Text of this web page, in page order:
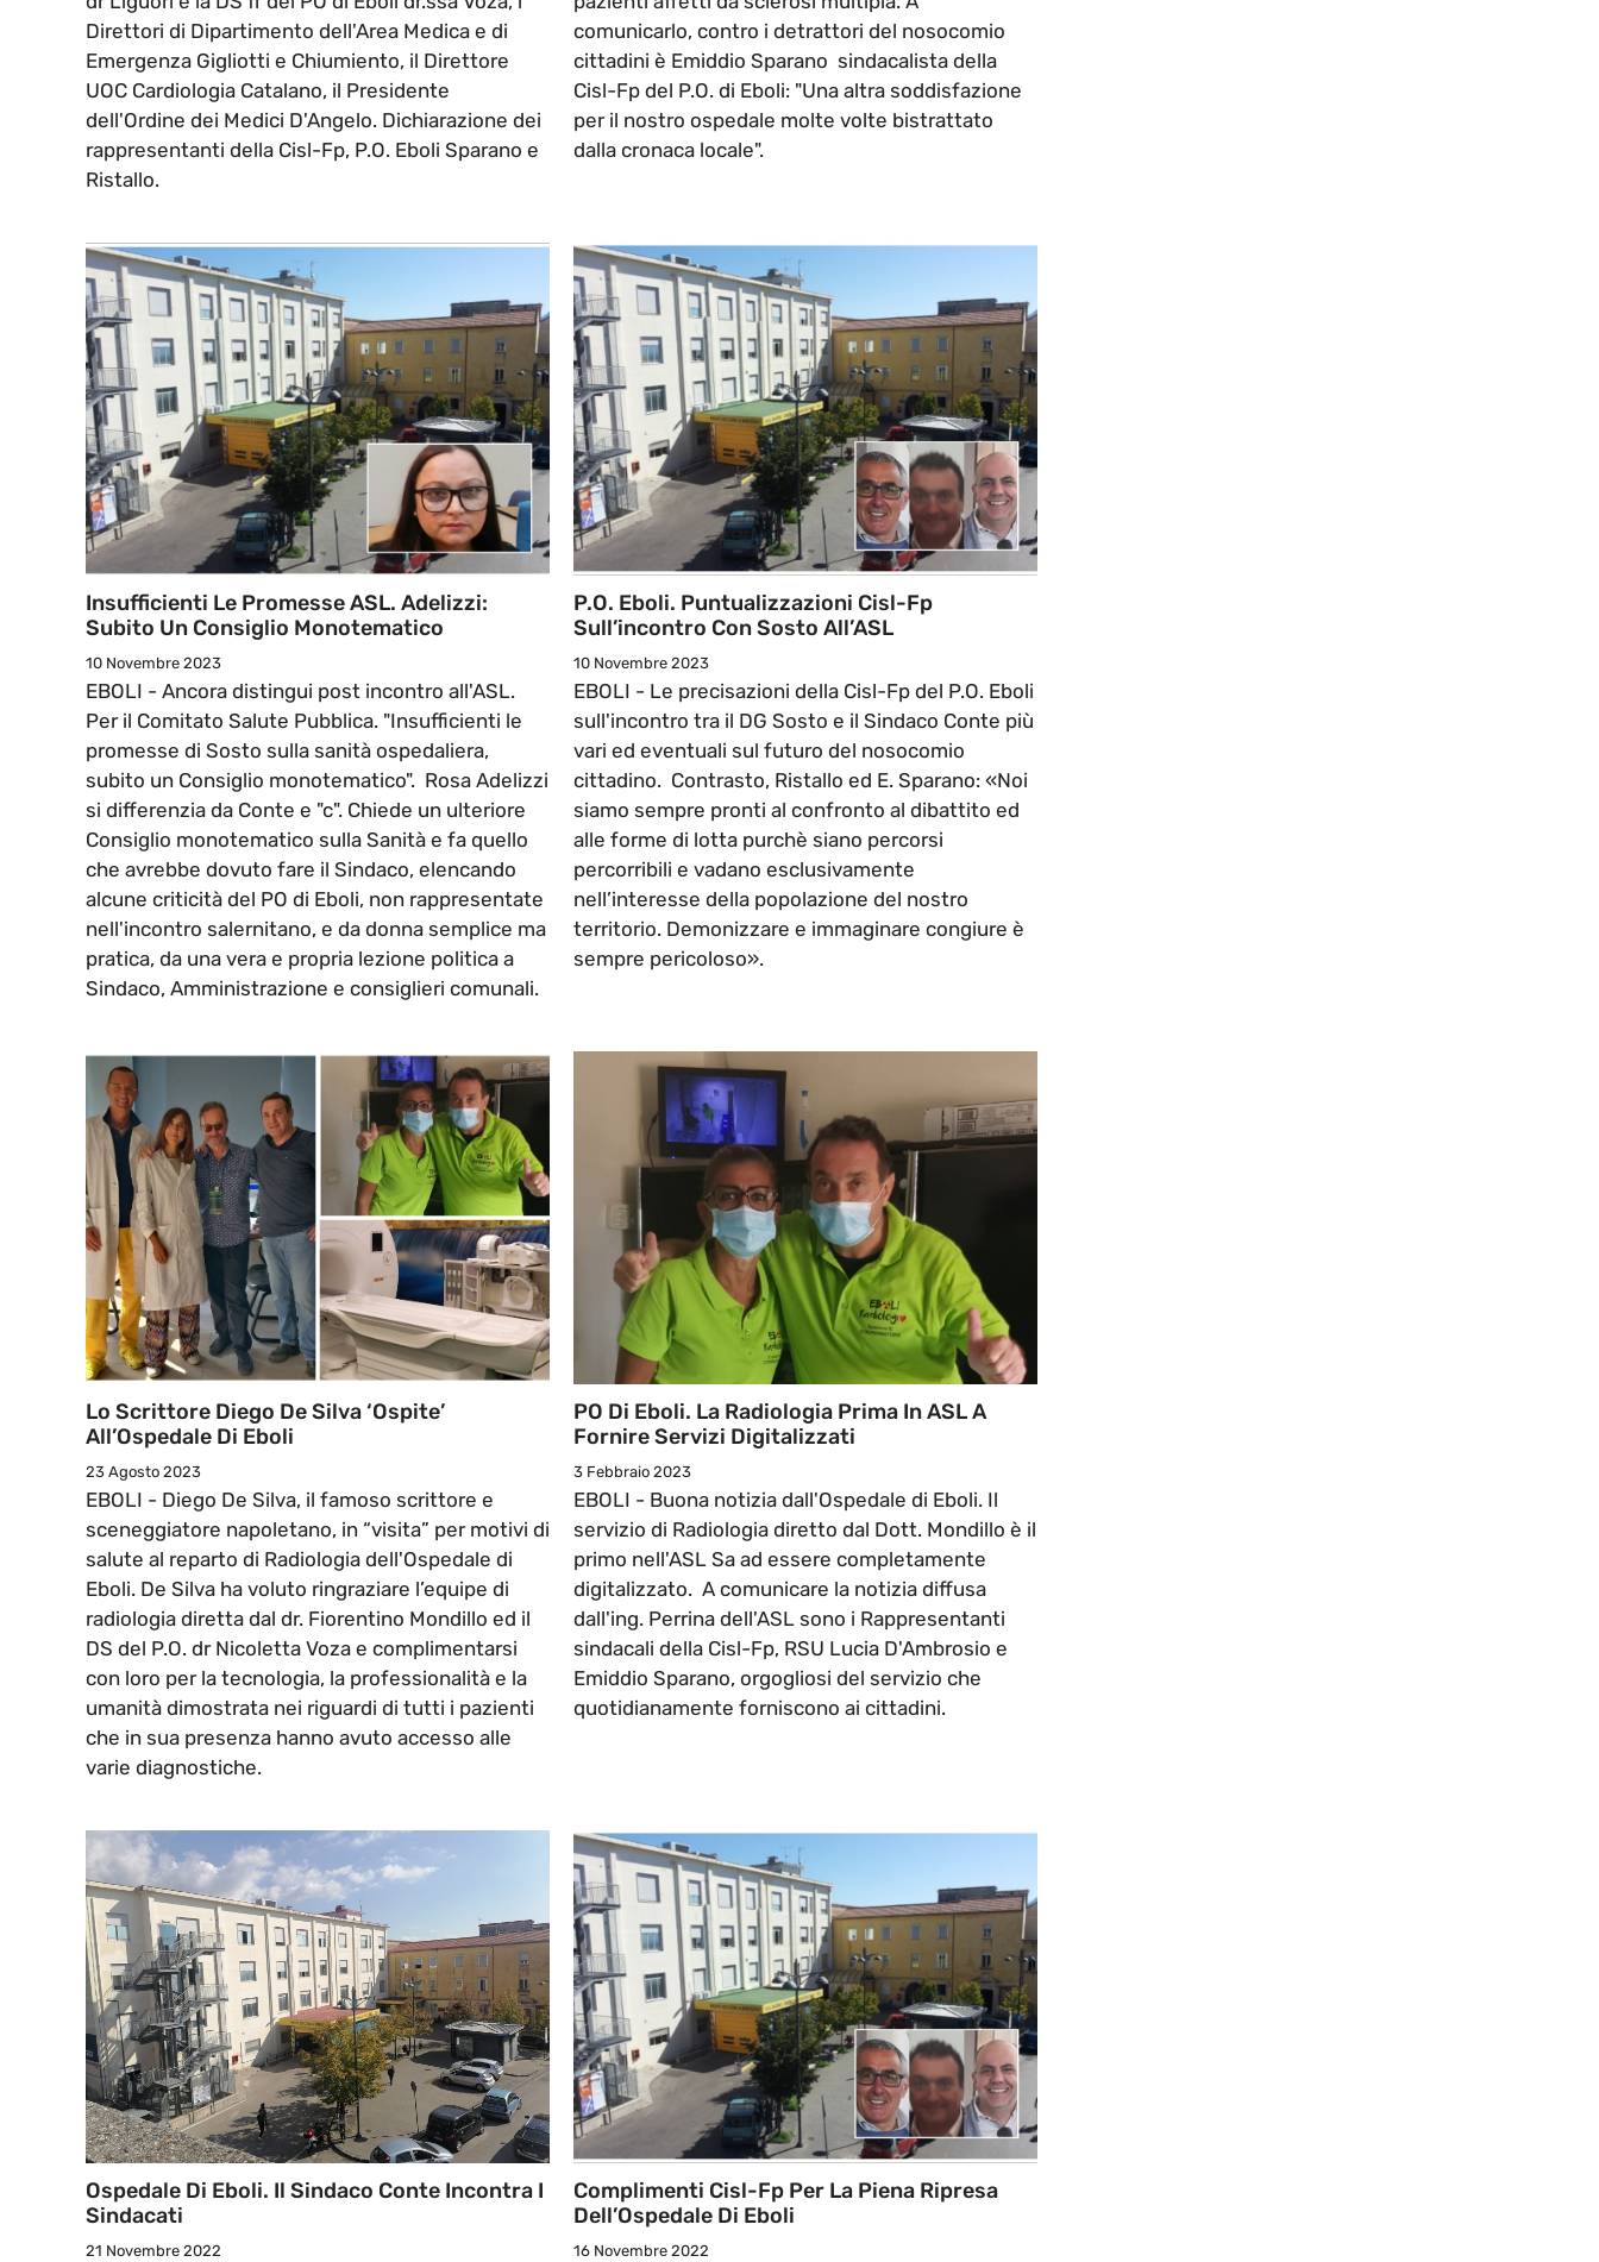
Direttori di Dipartimento dell'Area Medica e di
Emergenza Gigliotti e Chiumiento, il Direttore
UOC Cardiologia Catalano, il Presidente
dell'Ordine dei Medici D'Angelo. Dichiarazione dei
rappresentanti della Cisl-Fp, P.O. Eboli Sparano e
Ristallo.
comunicarlo, contro i detrattori del nosocomio
cittadini è Emiddio Sparano sindacalista della
Cisl-Fp del P.O. di Eboli: "Una altra soddisfazione
per il nostro ospedale molte volte bistrattato
dalla cronaca locale".
Insufficienti Le Promesse ASL. Adelizzi:
Subito Un Consiglio Monotematico
10 Novembre 2023
EBOLI - Ancora distingui post incontro all'ASL.
Per il Comitato Salute Pubblica. "Insufficienti le
promesse di Sosto sulla sanità ospedaliera,
subito un Consiglio monotematico". Rosa Adelizzi
si differenzia da Conte e "c". Chiede un ulteriore
Consiglio monotematico sulla Sanità e fa quello
che avrebbe dovuto fare il Sindaco, elencando
alcune criticità del PO di Eboli, non rappresentate
nell'incontro salernitano, e da donna semplice ma
pratica, da una vera e propria lezione politica a
Sindaco, Amministrazione e consiglieri comunali.
P.O. Eboli. Puntualizzazioni Cisl-Fp
Sull’incontro Con Sosto All’ASL
10 Novembre 2023
EBOLI - Le precisazioni della Cisl-Fp del P.O. Eboli
sull'incontro tra il DG Sosto e il Sindaco Conte più
vari ed eventuali sul futuro del nosocomio
cittadino. Contrasto, Ristallo ed E. Sparano: «Noi
siamo sempre pronti al confronto al dibattito ed
alle forme di lotta purchè siano percorsi
percorribili e vadano esclusivamente
nell’interesse della popolazione del nostro
territorio. Demonizzare e immaginare congiure è
sempre pericoloso».
Lo Scrittore Diego De Silva ‘ospite’
All’Ospedale Di Eboli
23 Agosto 2023
EBOLI - Diego De Silva, il famoso scrittore e
sceneggiatore napoletano, in “visita” per motivi di
salute al reparto di Radiologia dell'Ospedale di
Eboli. De Silva ha voluto ringraziare l’equipe di
radiologia diretta dal dr. Fiorentino Mondillo ed il
DS del P.O. dr Nicoletta Voza e complimentarsi
con loro per la tecnologia, la professionalità e la
umanità dimostrata nei riguardi di tutti i pazienti
che in sua presenza hanno avuto accesso alle
varie diagnostiche.
PO Di Eboli. La Radiologia Prima In ASL A
Fornire Servizi Digitalizzati
3 Febbraio 2023
EBOLI - Buona notizia dall'Ospedale di Eboli. Il
servizio di Radiologia diretto dal Dott. Mondillo è il
primo nell'ASL Sa ad essere completamente
digitalizzato. A comunicare la notizia diffusa
dall'ing. Perrina dell'ASL sono i Rappresentanti
sindacali della Cisl-Fp, RSU Lucia D'Ambrosio e
Emiddio Sparano, orgogliosi del servizio che
quotidianamente forniscono ai cittadini.
Ospedale Di Eboli. Il Sindaco Conte Incontra I
Sindacati
21 Novembre 2022
Complimenti Cisl-Fp Per La Piena Ripresa
Dell’Ospedale Di Eboli
16 Novembre 2022